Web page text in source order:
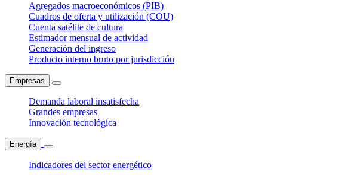
Agregados macroeconómicos (PIB)
Cuadros de oferta y utilización (COU)
Cuenta satélite de cultura
Estimador mensual de actividad
Generación del ingreso
Producto interno bruto por jurisdicción
Empresas
Demanda laboral insatisfecha
Grandes empresas
Innovación tecnológica
Energía
Indicadores del sector energético